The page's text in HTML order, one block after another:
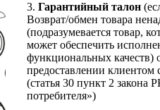
3. Гарантийный талон
Возврат/обмен товара
(подразумевается товар,
может обеспечить
функциональных качеств)
предоставлении
(статья 30 пункт 2 закона
потребителя»)